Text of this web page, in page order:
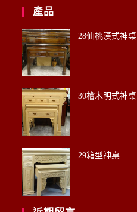
產品
28仙桃漢式神桌
30檜木明式神桌
29箱型神桌